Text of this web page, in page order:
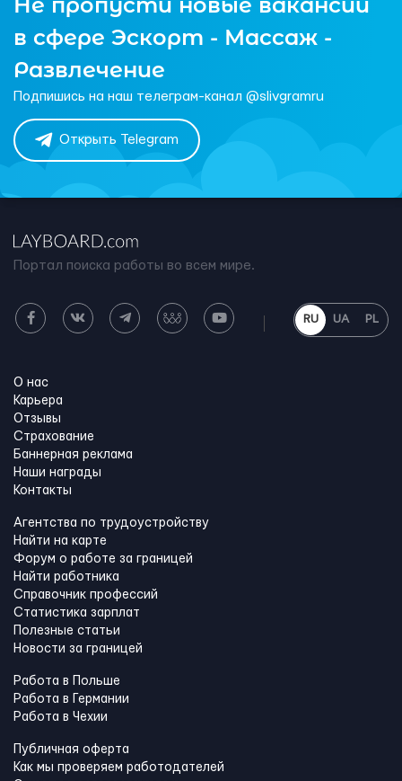
в сфере Эскорт - Массаж -
Развлечение
Подпишись на наш телеграм-канал @slivgramru
Открыть Telegram
Портал поиска работы во всем мире.
RU UA PL
О нас
Карьера
Отзывы
Страхование
Баннерная реклама
Наши награды
Контакты
Агентства по трудоустройству
Найти на карте
Форум о работе за границей
Найти работника
Справочник профессий
Статистика зарплат
Полезные статьи
Новости за границей
Работа в Польше
Работа в Германии
Работа в Чехии
Публичная оферта
Как мы проверяем работодателей